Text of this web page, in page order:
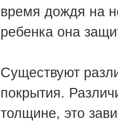
время дождя на
ребенка она
Существуют
покрытия.
толщине, это